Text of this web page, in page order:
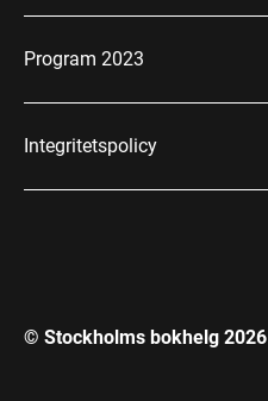
Program 2023
Integritetspolicy
© Stockholms bokhelg 2026